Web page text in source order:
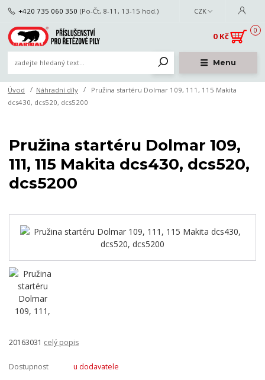
Menu
CZK
+420 735 060 350 (Po-Čt, 8-11, 13-15 hod.)
0
0 Kč
Úvod Náhradní díly
Pružina startéru Dolmar 109, 111, 115 Makita
dcs430, dcs520, dcs5200
Pružina startéru Dolmar 109,
111, 115 Makita dcs430, dcs520,
dcs5200
20163031 celý popis
Dostupnost u dodavatele